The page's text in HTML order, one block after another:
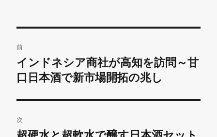
ー
稿
ナ
ビ
ゲ
前
前
の
稿:
インドネシア商社が高知を訪問～甘
口日本酒で新市場開拓の兆し
次
次